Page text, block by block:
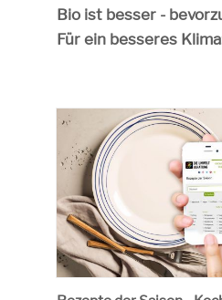
Bio ist besser -
Für ein besseres